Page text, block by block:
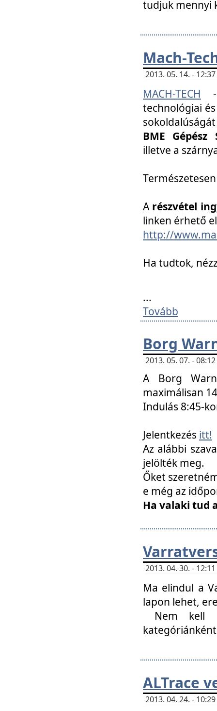
tudjuk mennyi
Mach-
2013. 05. 14. -
MACH-TECH
technológiai
BME
illetve a
A részvétel
linken érhető
http://
Ha tudtok,
...
Tovább
Borg
2013. 05. 07. -
A Borg
maximálisan
Indulás 8:45-
Jelentkezés itt!
Az alábbi
jelölték meg.
Őket
e még az
Ha valaki tud
2013. 04. 30. -
Ma elindul a
lapon lehet,
Nem kell
ALTrace
2013. 04. 24. -